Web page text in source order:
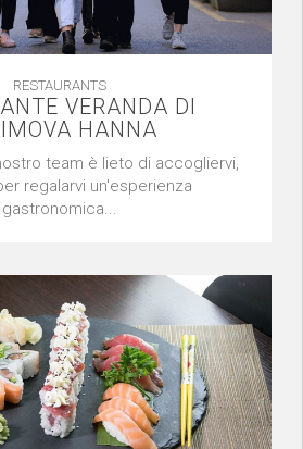
RESTAURANTS
VERANDA DI
HANNA
team è lieto di accogliervi,
regalarvi un'esperienza
gastronomica...